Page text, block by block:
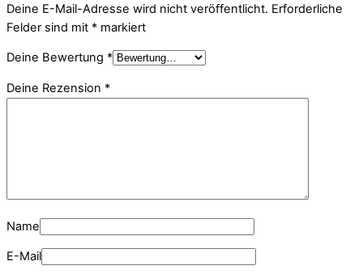
Deine E-Mail-Adresse wird nicht veröffentlicht. Erforderliche
Felder sind mit * markiert
Deine Bewertung *
Deine Rezension *
Name
E-Mail